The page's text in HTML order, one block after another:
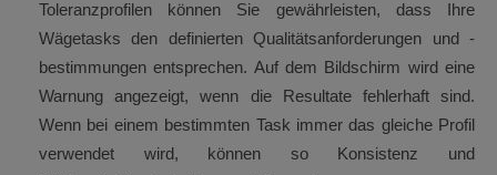
Toleranzprofilen können Sie gewährleisten, dass Ihre
Wägetasks den definierten Qualitätsanforderungen und -
bestimmungen entsprechen. Auf dem Bildschirm wird eine
Warnung angezeigt, wenn die Resultate fehlerhaft sind.
Wenn bei einem bestimmten Task immer das gleiche Profil
verwendet wird, können so Konsistenz und